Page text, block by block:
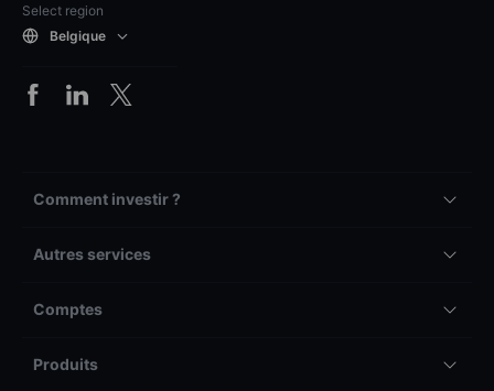
Select region
Belgique
Comment investir ?
Autres services
Comptes
Produits